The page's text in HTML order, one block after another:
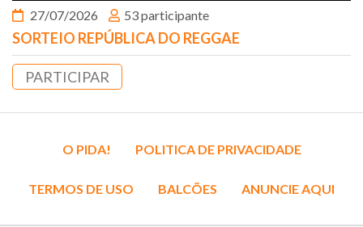
27/07/2026 53 participante
SORTEIO REPÚBLICA DO REGGAE
PARTICIPAR
O PIDA! POLITICA DE PRIVACIDADE
TERMOS DE USO BALCÕES ANUNCIE AQUI